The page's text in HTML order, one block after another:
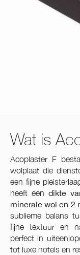
Wat is
Acoplaster F
wolplaat die
een fijne
heeft een dikte
minerale wol en 2
sublieme balans
fijne textuur en
perfect in
tot luxe hotels en